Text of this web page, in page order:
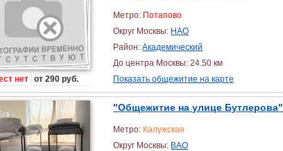
нет от 290 руб.
Метро: Потапово
Округ Москвы: НАО
Район:Академический
До центра Москвы: 24.50 км
Показать общежитие на карте
"Общежитие на улице Бутлерова"
Метро: Калужская
Округ Москвы: ВАО